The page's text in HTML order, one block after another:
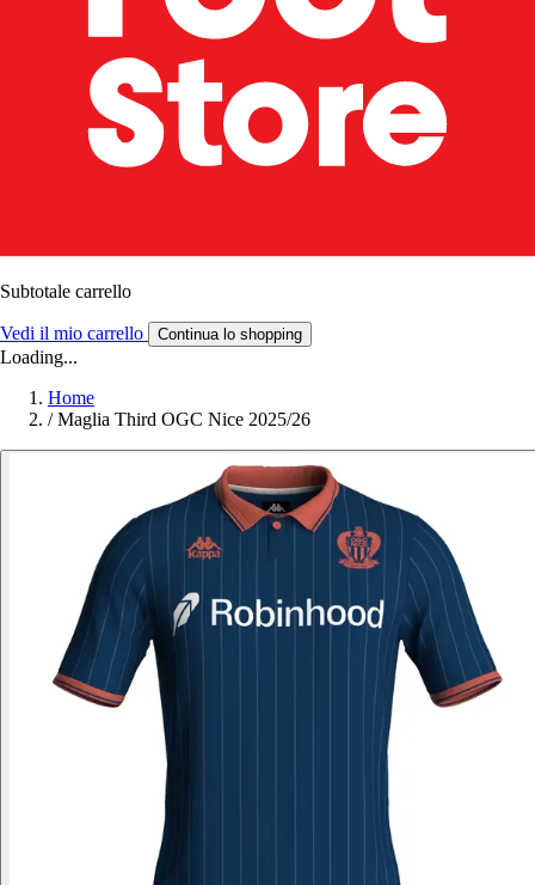
Subtotale carrello
Vedi il mio carrello Continua lo shopping
Loading...
Home
/ Maglia Third OGC Nice 2025/26